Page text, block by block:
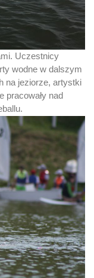
Uczestnicy
wodne w dalszym
na jeziorze, artystki
pracowały nad